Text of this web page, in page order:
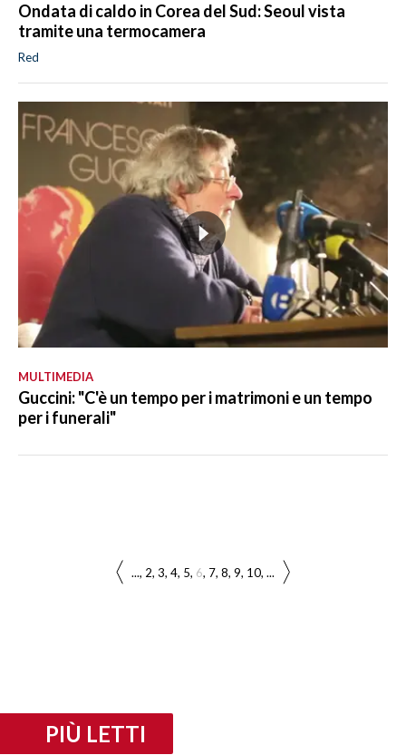
Ondata di caldo in Corea del Sud: Seoul vista
tramite una termocamera
Red
MULTIMEDIA
Guccini: "C'è un tempo per i matrimoni e un tempo
per i funerali"
... 2 3 4 5 6 7 8 9 10 ...
PIÙ LETTI